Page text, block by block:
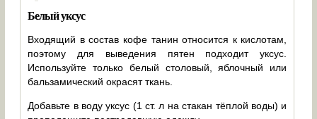
Белый уксус
Входящий в состав кофе танин относится к кислотам,
поэтому для выведения пятен подходит уксус.
Используйте только белый столовый, яблочный или
бальзамический окрасят ткань.
Добавьте в воду уксус (1 ст. л на стакан тёплой воды) и